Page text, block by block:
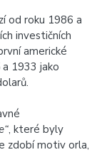
od roku 1986 a
investičních
americké
1933 jako
, které byly
zdobí motiv orla,